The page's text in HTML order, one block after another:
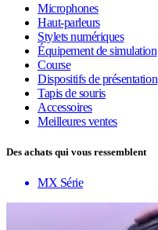
Microphones
Haut-parleurs
Stylets numériques
Équipement de simulation
Course
Dispositifs de présentation
Tapis de souris
Accessoires
Meilleures ventes
Des achats qui vous ressemblent
MX Série